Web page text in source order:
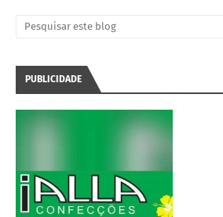
PUBLICIDADE